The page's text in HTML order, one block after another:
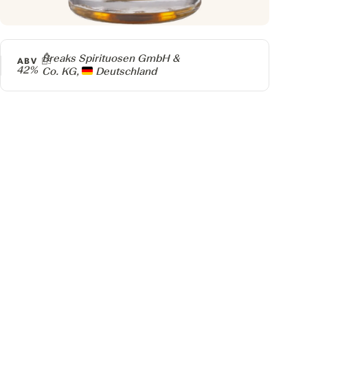
Producer
Breaks Spirituosen GmbH &
Co. KG,
Deutschland
ABV
42%